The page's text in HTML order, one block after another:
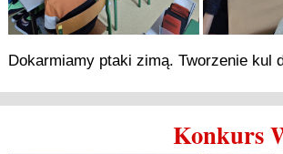
Dokarmiamy ptaki zimą. Tworzenie kul
Konkurs